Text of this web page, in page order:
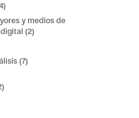
y medios de
(2)
(7)